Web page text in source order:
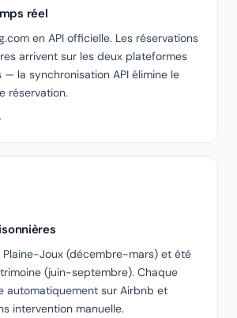
réel
en API officielle. Les réservations
arrivent sur les deux plateformes
— la synchronisation API élimine le
réservation.
Plaine-Joux (décembre-mars) et été
(juin-septembre). Chaque
automatiquement sur Airbnb et
intervention manuelle.